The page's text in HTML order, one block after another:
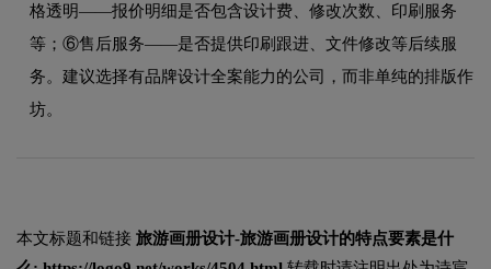
格透明——报价明细是否包含设计费、修改次数、印刷服务
等；⑥售后服务——是否提供印刷跟进、文件修改等后续服
务。建议选择有品牌设计全案能力的公司，而非单纯的排版作
坊。
本文标题和链接 旅游画册设计-旅游画册设计的特点要素是什